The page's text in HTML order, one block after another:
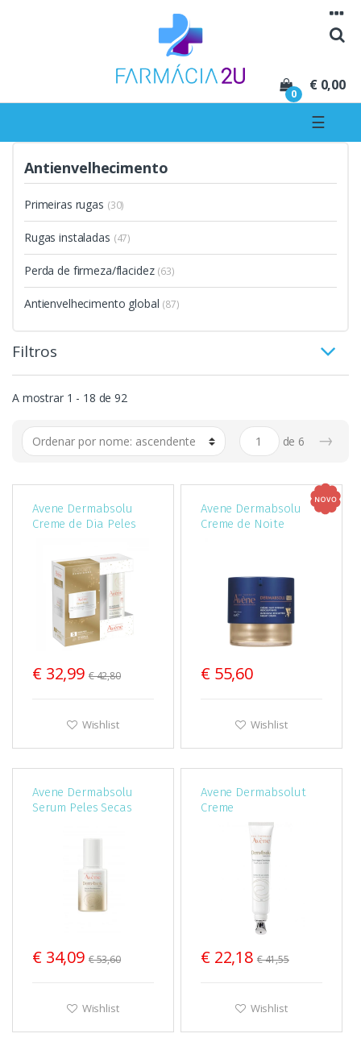
0
€ 0,00
☰
Antienvelhecimento
Primeiras rugas (30)
Rugas instaladas (47)
Perda de firmeza/flacidez (63)
Antienvelhecimento global (87)
Filtros
A mostrar 1 - 18 de 92
de 6 →
Avene Dermabsolu
Creme de Dia Peles
€ 32,99 € 42,80
Wishlist
Avene Dermabsolu
Creme de Noite
€ 55,60
Wishlist
Avene Dermabsolu
Serum Peles Secas
€ 34,09 € 53,60
Wishlist
Avene Dermabsolut
Creme
Rejuvenescedor
Contorno Olhos 15ml
€ 22,18 € 41,55
Wishlist